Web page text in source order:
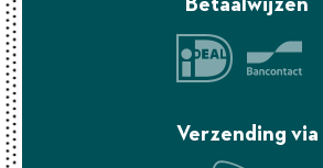
Betaalwijzen
Verzending via